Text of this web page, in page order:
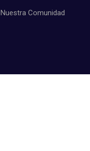
Nuestra Comunidad